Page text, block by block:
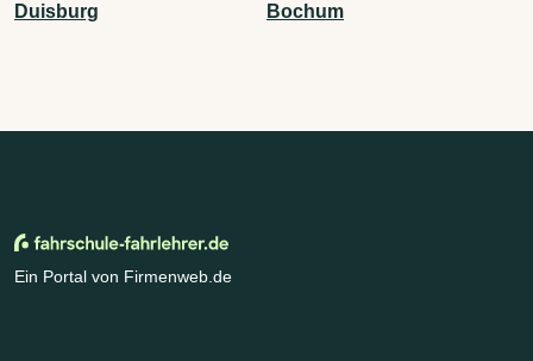
Duisburg Bochum
Ein Portal von Firmenweb.de